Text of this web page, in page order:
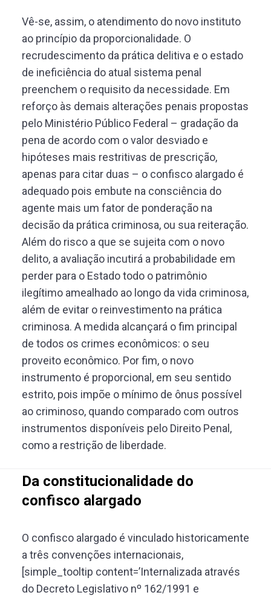
Vê-se, assim, o atendimento do novo instituto
ao princípio da proporcionalidade. O
recrudescimento da prática delitiva e o estado
de ineficiência do atual sistema penal
preenchem o requisito da necessidade. Em
reforço às demais alterações penais propostas
pelo Ministério Público Federal – gradação da
pena de acordo com o valor desviado e
hipóteses mais restritivas de prescrição,
apenas para citar duas – o confisco alargado é
adequado pois embute na consciência do
agente mais um fator de ponderação na
decisão da prática criminosa, ou sua reiteração.
Além do risco a que se sujeita com o novo
delito, a avaliação incutirá a probabilidade em
perder para o Estado todo o patrimônio
ilegítimo amealhado ao longo da vida criminosa,
além de evitar o reinvestimento na prática
criminosa. A medida alcançará o fim principal
de todos os crimes econômicos: o seu
proveito econômico. Por fim, o novo
instrumento é proporcional, em seu sentido
estrito, pois impõe o mínimo de ônus possível
ao criminoso, quando comparado com outros
instrumentos disponíveis pelo Direito Penal,
como a restrição de liberdade.
Da constitucionalidade do
confisco alargado
O confisco alargado é vinculado historicamente
a três convenções internacionais,
[simple_tooltip content=’Internalizada através
do Decreto Legislativo nº 162/1991 e